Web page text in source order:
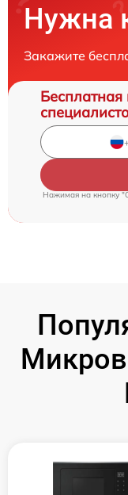
Нужна
Закажите
Бесплатная
Нажимая на кнопку